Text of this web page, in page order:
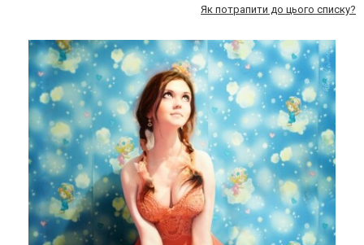
Як потрапити до цього списку?